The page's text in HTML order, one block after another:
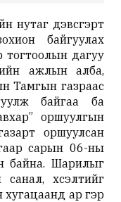
нутаг дэвсгэрт
байгуулах
дагуу
ажлын алба,
Тамгын газраас
байгаа ба
оршуулгын
оршуулсан
сарын 06-ны
байна. Шарилыг
санал, хүсэлтийг
хугацаанд ар гэр